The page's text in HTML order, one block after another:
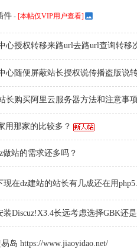
件- [本帖仅VIP用户查看]
心授权转移来路url去路url查询转移
心随便屏蔽站长授权说传播盗版说
长购买阿里云服务器方法和注意事项
用那家的比较多？
做站的需求还多吗？
现在dz建站的站长有几成还在用
装Discuz!X3.4长远考虑选择GBK还
岛 https://www.jiaoyidao.net/